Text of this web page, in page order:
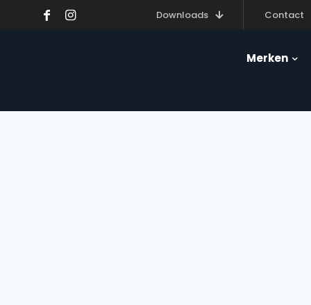
Downloads Contact
Merken